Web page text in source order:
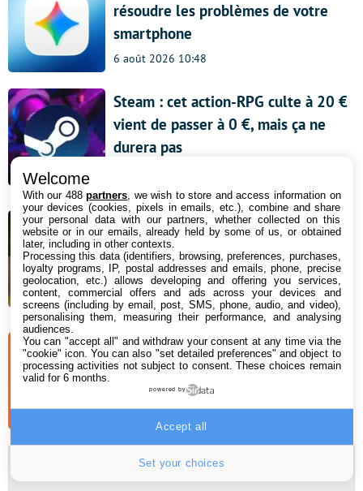
résoudre les problèmes de votre
smartphone
6 août 2026 10:48
Steam : cet action-RPG culte à 20 €
vient de passer à 0 €, mais ça ne
durera pas
Bon plan aspirateur robot : le
Roborock Qrevo Curv 2 Pro et sa
station multifonction profite de 400
€ de remise sur Amazon !
5 août 2026 18:00
Panne Claude : le chatbot subit de
grosses perturbations
5 août 2026 14:57
Newsletter
Welcome
With our 488partners , we wish to store and access information on
your devices (cookies, pixels in emails, etc.), combine and share
your personal data with our partners, whether collected on this
website or in our emails, already held by some of us, or obtained
later, including in other contexts.
Processing this data (identifiers, browsing, preferences, purchases,
loyalty programs, IP, postal addresses and emails, phone, precise
geolocation, etc.) allows developing and offering you services,
content, commercial offers and ads across your devices and
screens (including by email, post, SMS, phone, audio, and video),
personalising them, measuring their performance, and analysing
audiences.
You can "accept all" and withdraw your consent at any time via the
"cookie" icon. You can also "set detailed preferences" and object to
processing activities not subject to consent. These choices remain
valid for 6 months.
powered by
Set your choices
Accept all